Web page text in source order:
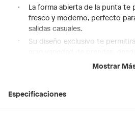
La forma abierta de la punta te
fresco y moderno, perfecto
salidas casuales.
Su diseño exclusivo te
hasta jeans casuales.Mostrar
Especificaciones